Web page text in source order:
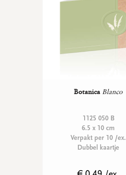
Botanica Blanco
1125 050 B
6.5 x 10 cm
Verpakt per 10 /ex.
Dubbel kaartje